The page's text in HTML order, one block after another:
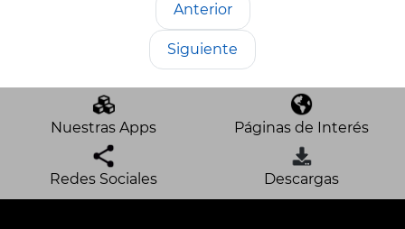
Anterior
Siguiente
Nuestras Apps Páginas de Interés
Redes Sociales Descargas